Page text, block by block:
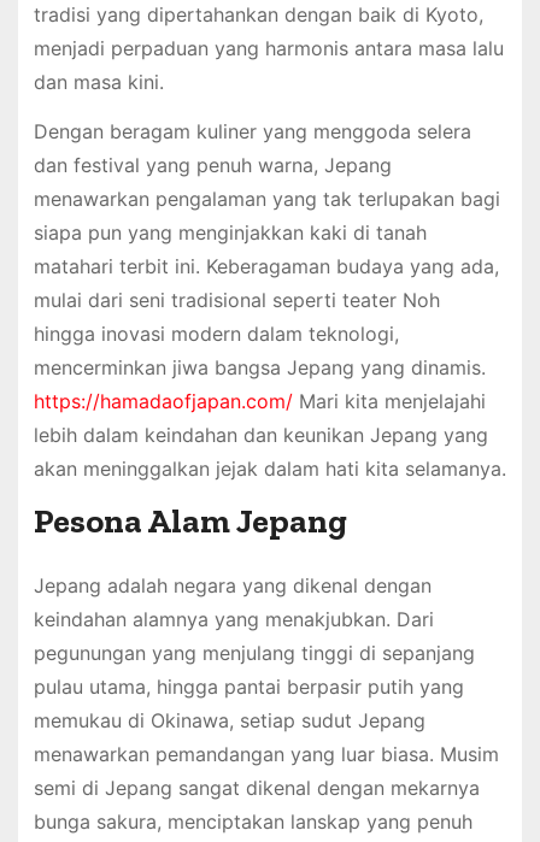
tradisi yang dipertahankan dengan baik di Kyoto,
menjadi perpaduan yang harmonis antara masa lalu
dan masa kini.
Dengan beragam kuliner yang menggoda selera
dan festival yang penuh warna, Jepang
menawarkan pengalaman yang tak terlupakan bagi
siapa pun yang menginjakkan kaki di tanah
matahari terbit ini. Keberagaman budaya yang ada,
mulai dari seni tradisional seperti teater Noh
hingga inovasi modern dalam teknologi,
mencerminkan jiwa bangsa Jepang yang dinamis.
https://hamadaofjapan.com/Mari kita menjelajahi
lebih dalam keindahan dan keunikan Jepang yang
akan meninggalkan jejak dalam hati kita selamanya.
Pesona Alam Jepang
Jepang adalah negara yang dikenal dengan
keindahan alamnya yang menakjubkan. Dari
pegunungan yang menjulang tinggi di sepanjang
pulau utama, hingga pantai berpasir putih yang
memukau di Okinawa, setiap sudut Jepang
menawarkan pemandangan yang luar biasa. Musim
semi di Jepang sangat dikenal dengan mekarnya
bunga sakura, menciptakan lanskap yang penuh